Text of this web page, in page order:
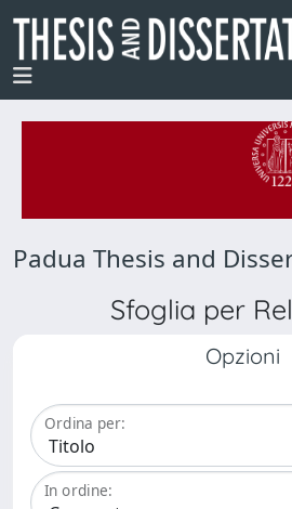
Padua Thesis and
Sfoglia per
Opzioni
Ordina per:
In ordine: